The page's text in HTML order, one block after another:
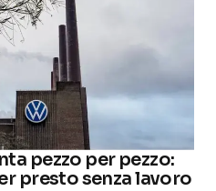
pezzo per pezzo:
presto senza lavoro